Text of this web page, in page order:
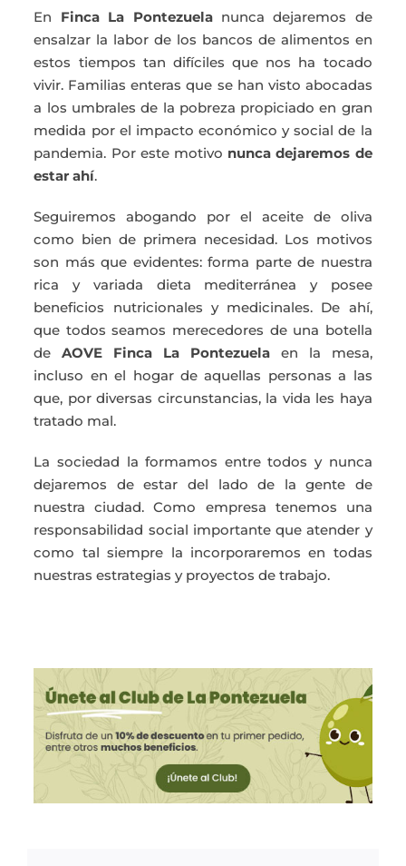
En Finca La Pontezuelanunca dejaremos de
ensalzar la labor de los bancos de alimentos en
estos tiempos tan difíciles que nos ha tocado
vivir. Familias enteras que se han visto abocadas
a los umbrales de la pobreza propiciado en gran
medida por el impacto económico y social de la
pandemia. Por este motivo nunca dejaremos de
estar ahí.
Seguiremos abogando por el aceite de oliva
como bien de primera necesidad. Los motivos
son más que evidentes: forma parte de nuestra
rica y variada dieta mediterránea y posee
beneficios nutricionales y medicinales. De ahí,
que todos seamos merecedores de una botella
deAOVE Finca La Pontezuelaen la mesa,
incluso en el hogar de aquellas personas a las
que, por diversas circunstancias, la vida les haya
tratado mal.
La sociedad la formamos entre todos y nunca
dejaremos de estar del lado de la gente de
nuestra ciudad. Como empresa tenemos una
responsabilidad social importante que atender y
como tal siempre la incorporaremos en todas
nuestras estrategias y proyectos de trabajo.